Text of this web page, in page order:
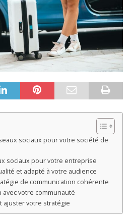
sociaux pour votre société de
sociaux pour votre entreprise
et adapté à votre audience
de communication cohérente
avec votre communauté
ajuster votre stratégie